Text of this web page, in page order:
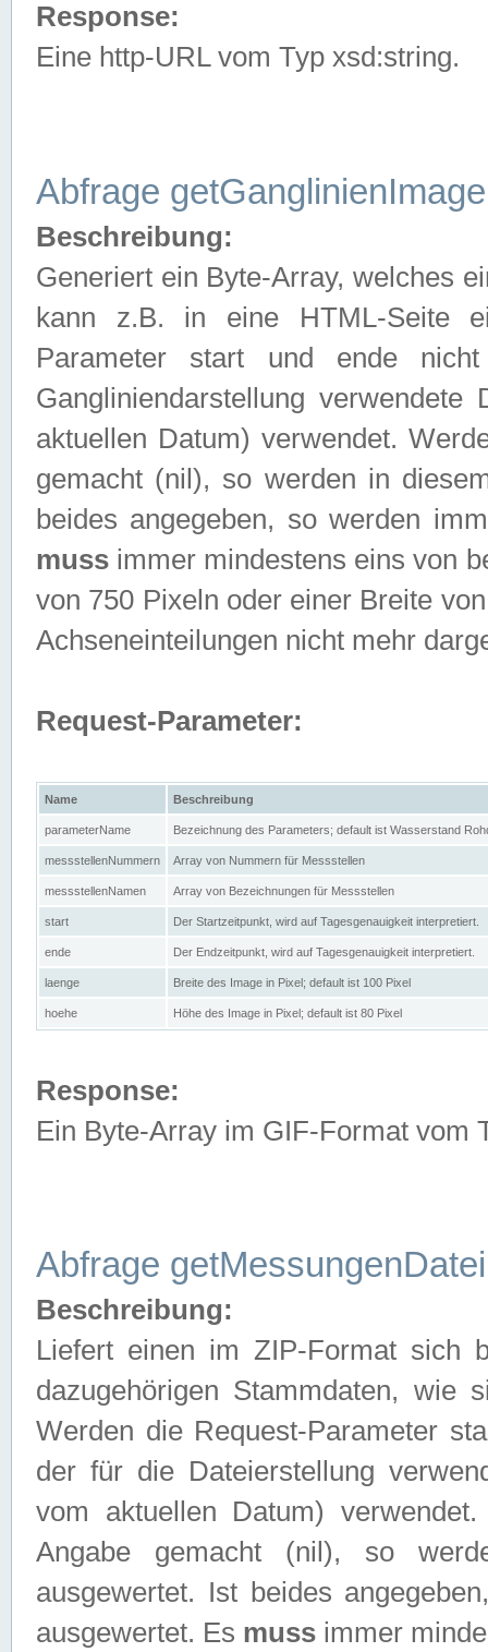
Response:
Eine http-URL vom Typ xsd:string.
Abfrage getGanglinienImage
Beschreibung:
Generiert ein Byte-Array, welches
kann z.B. in eine HTML-Seite
Parameter start und ende
Gangliniendarstellung
aktuellen Datum) verwendet.
gemacht (nil), so werden in
beides angegeben, so werden
muss immer mindestens eins von
von 750 Pixeln oder einer Breite
Achseneinteilungen nicht mehr
Request-Parameter:
Name Beschreibung
parameterName Bezeichnung des Parameters; default ist Wasserstand
messstellenNummern Array von Nummern für Messstellen
messstellenNamen Array von Bezeichnungen für Messstellen
start Der Startzeitpunkt, wird auf Tagesgenauigkeit interpretiert.
ende Der Endzeitpunkt, wird auf Tagesgenauigkeit interpretiert.
laenge Breite des Image in Pixel; default ist 100 Pixel
hoehe Höhe des Image in Pixel; default ist 80 Pixel
Response:
Ein Byte-Array im GIF-Format vom
Abfrage getMessungenDatei
Beschreibung:
Liefert einen im ZIP-Format sich
dazugehörigen Stammdaten, wie
Werden die Request-Parameter
der für die Dateierstellung
vom aktuellen Datum)
Angabe gemacht (nil), so
ausgewertet. Ist beides
ausgewertet. Es muss immer